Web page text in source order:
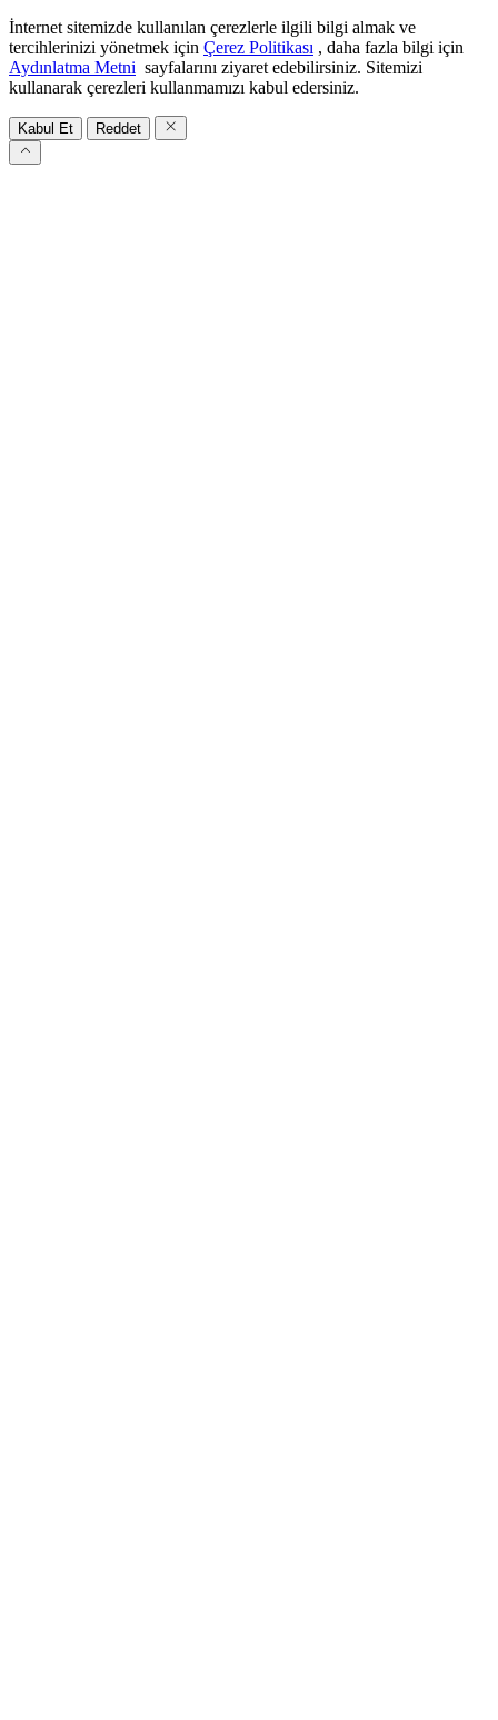
İnternet sitemizde kullanılan çerezlerle ilgili bilgi almak ve
tercihlerinizi yönetmek için Çerez Politikası , daha fazla bilgi için
Aydınlatma Metni sayfalarını ziyaret edebilirsiniz. Sitemizi
kullanarak çerezleri kullanmamızı kabul edersiniz.
Kabul Et Reddet